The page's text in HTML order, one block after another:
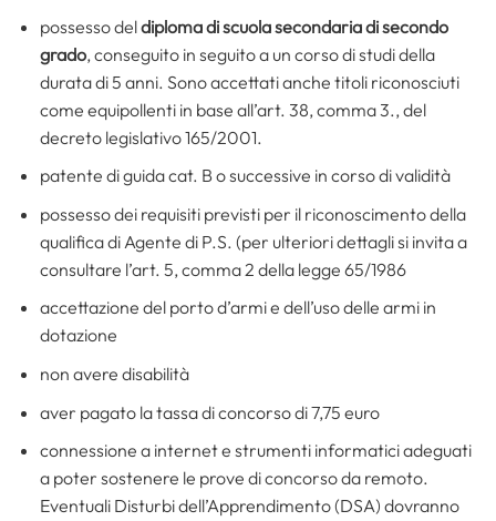
possesso deldiploma di scuola secondaria di secondo
grado, conseguito in seguito a un corso di studi della
durata di 5 anni. Sono accettati anche titoli riconosciuti
come equipollenti in base all’art. 38, comma 3., del
decreto legislativo 165/2001.
patente di guida cat. B o successive in corso di validità
possesso dei requisiti previsti per il riconoscimento della
qualifica di Agente di P.S. (per ulteriori dettagli si invita a
consultare l’art. 5, comma 2 della legge 65/1986
accettazione del porto d’armi e dell’uso delle armi in
dotazione
non avere disabilità
aver pagato la tassa di concorso di 7,75 euro
connessione a internet e strumenti informatici adeguati
a poter sostenere le prove di concorso da remoto.
Eventuali Disturbi dell’Apprendimento (DSA) dovranno